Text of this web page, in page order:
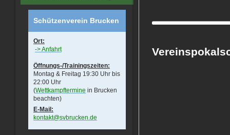
Schützenverein Brucken
Ort:
-> Anfahrt
Öffnungs-/Trainingszeiten:
Montag & Freitag 19:30 Uhr bis
22:00 Uhr
(Wettkampftermine in Brucken
beachten)
E-Mail:
kontakt@svbrucken.de